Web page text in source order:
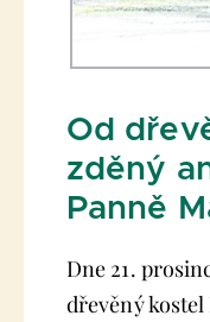
Od
zděný
Panně
Dne 21.
dřevěný